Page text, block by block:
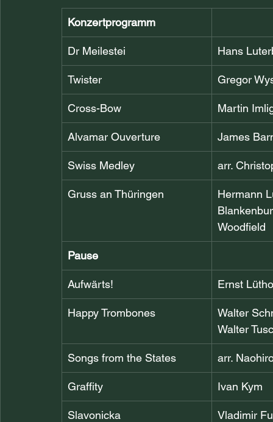
Konzertprogramm
Dr Meilestei Hans
Twister Gregor
Cross-Bow Martin
Alvamar Ouverture James
Swiss Medley arr.
Gruss an Thüringen
Hermann
Woodfield
Pause
Aufwärts! Ernst
Happy Trombones
Walter
Walter
Songs from the States arr.
Graffity Ivan Kym
Slavonicka
Vladimir